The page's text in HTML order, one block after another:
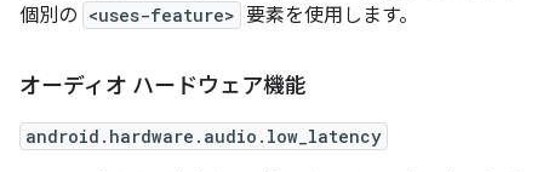
個別の <uses-feature> 要素を使用します。
オーディオ ハードウェア機能
android.hardware.audio.low_latency